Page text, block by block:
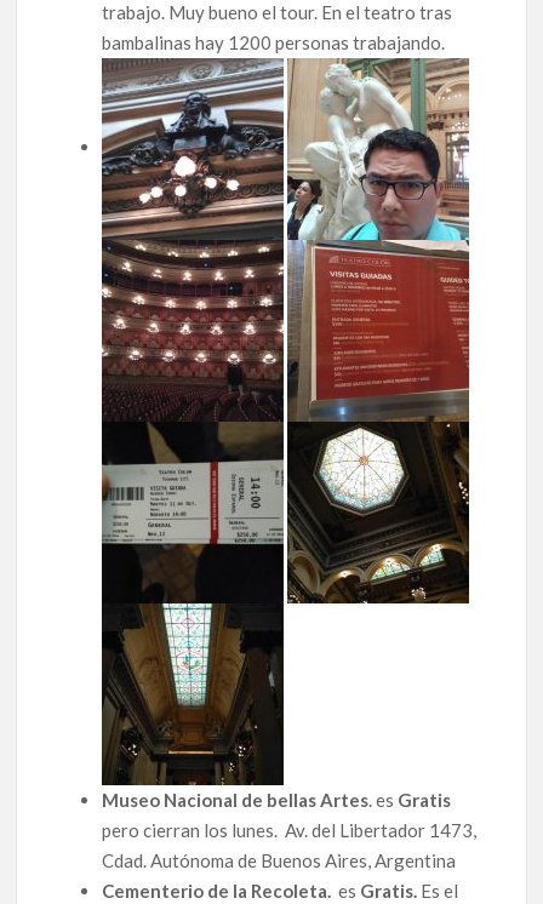
trabajo. Muy bueno el tour. En el teatro tras
bambalinas hay 1200 personas trabajando.
Museo Nacional de bellas Artes. es Gratis
pero cierran los lunes. Av. del Libertador 1473,
Cdad. Autónoma de Buenos Aires, Argentina
Cementerio de la Recoleta.es Gratis. Es el